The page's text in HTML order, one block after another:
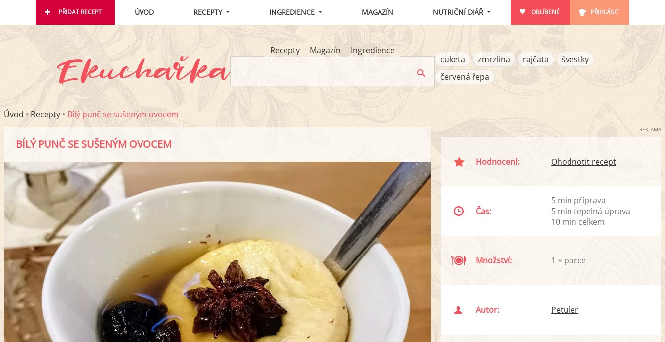
PŘIDAT RECEPT ÚVOD RECEPTY INGREDIENCE MAGAZÍN NUTRIČNÍ DIÁŘ OBLÍBENÉ PŘIHLÁSIT
Recepty Magazín
Ingredience
cuketa
zmrzlina rajčata
švestky
červená řepa
Úvod • Recepty • Bílý punč se sušeným ovocem
BÍLÝ PUNČ SE SUŠENÝM OVOCEM
REKLAMA
Hodnocení: Ohodnotit recept
Čas:
5 min příprava
5 min tepelná úprava
10 min celkem
Množství: 1 × porce
Autor: Petuler